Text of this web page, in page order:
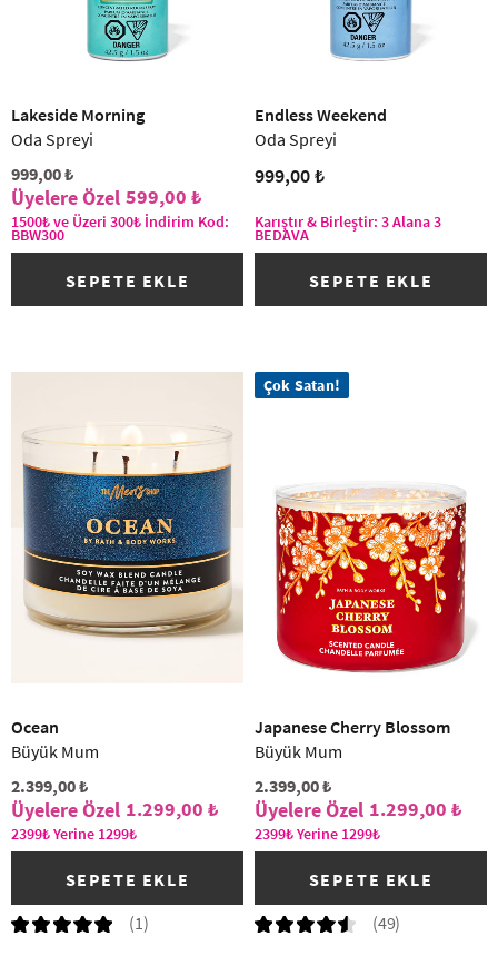
Lakeside Morning
Oda Spreyi
999,00 ₺
599,00 ₺
1500₺ ve Üzeri 300₺ İndirim Kod:
BBW300
SEPETE EKLE
Endless Weekend
Oda Spreyi
999,00 ₺
Karıştır & Birleştir: 3 Alana 3
BEDAVA
SEPETE EKLE
Ocean
Büyük Mum
2.399,00 ₺
1.299,00 ₺
2399₺ Yerine 1299₺
(1)
SEPETE EKLE
Japanese Cherry Blossom
Büyük Mum
2.399,00 ₺
1.299,00 ₺
2399₺ Yerine 1299₺
(49)
SEPETE EKLE
Çok Satan!